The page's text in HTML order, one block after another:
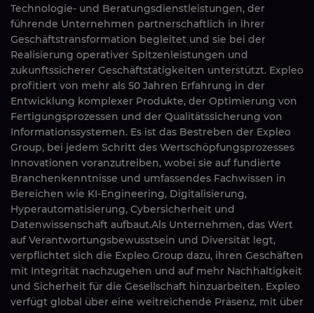
Technologie- und Beratungsdienstleistungen, der
führende Unternehmen partnerschaftlich in ihrer
Geschäftstransformation begleitet und sie bei der
Realisierung operativer Spitzenleistungen und
zukunftssicherer Geschäftstätigkeiten unterstützt. Expleo
profitiert von mehr als 50 Jahren Erfahrung in der
Entwicklung komplexer Produkte, der Optimierung von
Fertigungsprozessen und der Qualitätssicherung von
Informationssystemen. Es ist das Bestreben der Expleo
Group, bei jedem Schritt des Wertschöpfungsprozesses
Innovationen voranzutreiben, wobei sie auf fundierte
Branchenkenntnisse und umfassendes Fachwissen in
Bereichen wie KI-Engineering, Digitalisierung,
Hyperautomatisierung, Cybersicherheit und
Datenwissenschaft aufbaut.Als Unternehmen, das Wert
auf Verantwortungsbewusstsein und Diversität legt,
verpflichtet sich die Expleo Group dazu, ihren Geschäften
mit Integrität nachzugehen und auf mehr Nachhaltigkeit
und Sicherheit für die Gesellschaft hinzuarbeiten. Expleo
verfügt global über eine weitreichende Präsenz, mit über